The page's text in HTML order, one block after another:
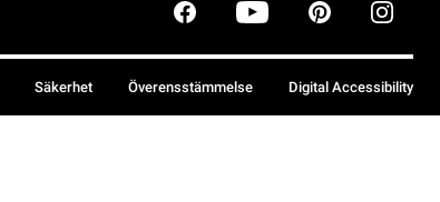
Säkerhet Överensstämmelse Digital Accessibility